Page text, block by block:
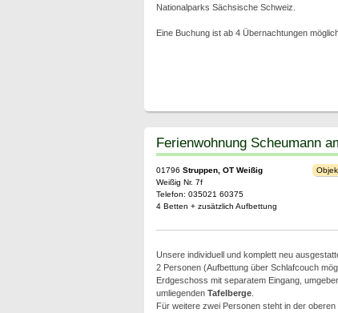
Nationalparks Sächsische Schweiz.
Eine Buchung ist ab 4 Übernachtungen
Ferienwohnung Scheumann
01796 Struppen, OT Weißig
Weißig Nr. 7f
Telefon: 035021 60375
4 Betten + zusätzlich Aufbettung
Unsere individuell und komplett neu
2 Personen (Aufbettung über Schlafcouch
Erdgeschoss mit separatem Eingang,
umliegenden Tafelberge.
Für weitere zwei Personen steht in der